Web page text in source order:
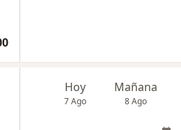
Hoy
7 Ago
Mañana
8 Ago